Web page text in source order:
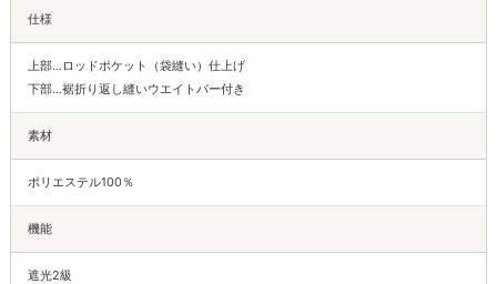
仕様
上部…ロッドポケット（袋縫い）仕上げ
下部…裾折り返し縫いウエイトバー付き
素材
ポリエステル100％
機能
遮光2級